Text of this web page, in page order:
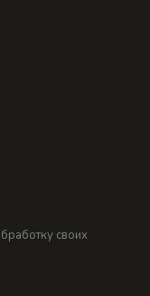
своих